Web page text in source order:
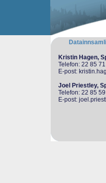
Kristin Hagen,
Telefon: 22 85
E-post:
Joel Priestley,
Telefon: 22 85
E-post: